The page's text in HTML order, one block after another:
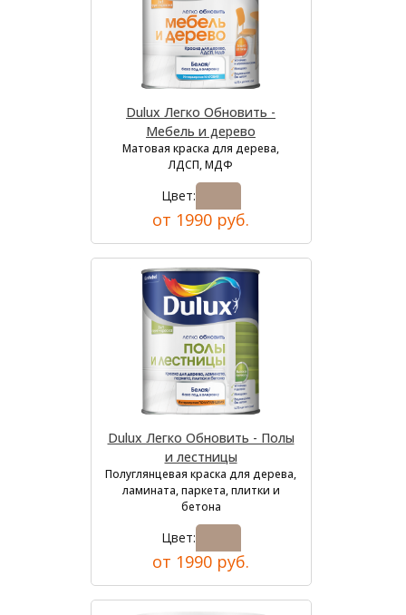
Dulux Легко Обновить -
Мебель и дерево
Матовая краска для дерева,
ЛДСП, МДФ
Цвет:
от 1990 руб.
Dulux Легко Обновить - Полы
и лестницы
Полуглянцевая краска для дерева,
ламината, паркета, плитки и
бетона
Цвет:
от 1990 руб.